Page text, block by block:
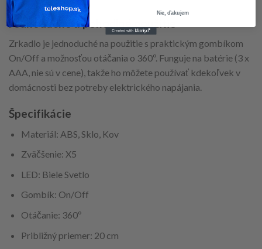
Jednoduché a pohodlné použitie
Zrkadlo je jednoduché na použitie s praktickým gombíkom
On/Off a možnosťou otáčania o 360º. Funguje na batérie (3 x
AAA, nie sú v cene), takže ho môžete používať kdekoľvek v
domácnosti bez potreby elektrického napájania.
Špecifikácie
Materiál: ABS, Sklo, Kov
Zväčšenie: X5
LED: Biele Svetlo
Gombík: On/Off
Otáčanie: 360º
Približný priemer: 20 cm
Nie, ďakujem